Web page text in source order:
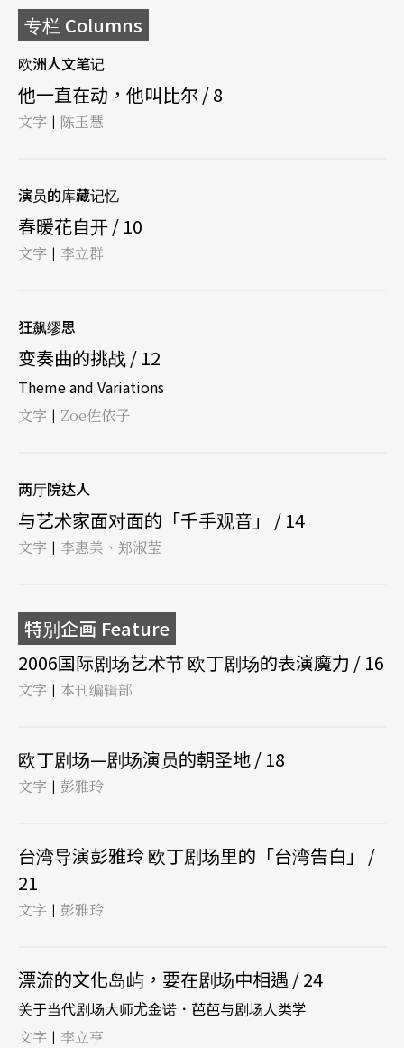
专栏 Columns
欧洲人文笔记
他一直在动，他叫比尔 / 8
文字 | 陈玉慧
演员的库藏记忆
春暖花自开 / 10
文字 | 李立群
狂飙缪思
变奏曲的挑战 / 12
Theme and Variations
文字 | Zoe佐依子
两厅院达人
与艺术家面对面的「千手观音」 / 14
文字 | 李惠美、郑淑莹
特别企画 Feature
2006国际剧场艺术节 欧丁剧场的表演魔力 / 16
文字 | 本刊编辑部
欧丁剧场—剧场演员的朝圣地 / 18
文字 | 彭雅玲
台湾导演彭雅玲 欧丁剧场里的「台湾告白」 /
21
文字 | 彭雅玲
漂流的文化岛屿，要在剧场中相遇 / 24
关于当代剧场大师尤金诺．芭芭与剧场人类学
文字 | 李立亨